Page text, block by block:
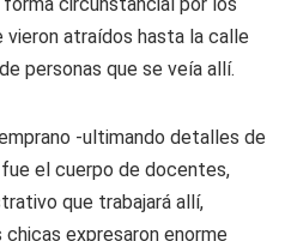
atraídos hasta la calle
personas que se veía allí.
-ultimando detalles de
el cuerpo de docentes,
que trabajará allí,
expresaron enorme